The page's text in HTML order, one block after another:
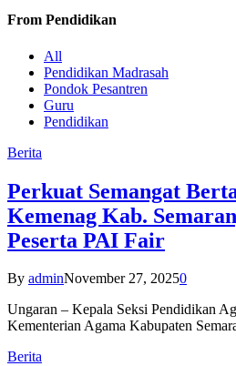
From Pendidikan
All
Pendidikan Madrasah
Pondok Pesantren
Guru
Pendidikan
Berita
Perkuat Semangat
Kemenag Kab.
Peserta PAI Fair
By adminNovember 27, 20250
Ungaran – Kepala Seksi Pendidikan
Kementerian Agama Kabupaten
Berita